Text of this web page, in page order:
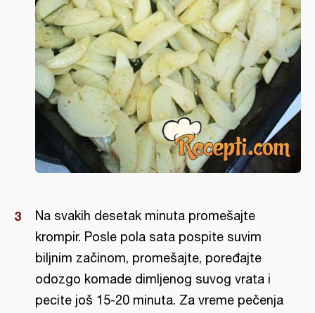
Na svakih desetak minuta promešajte
krompir. Posle pola sata pospite suvim
biljnim začinom, promešajte, poređajte
odozgo komade dimljenog suvog vrata i
pecite još 15-20 minuta. Za vreme pečenja